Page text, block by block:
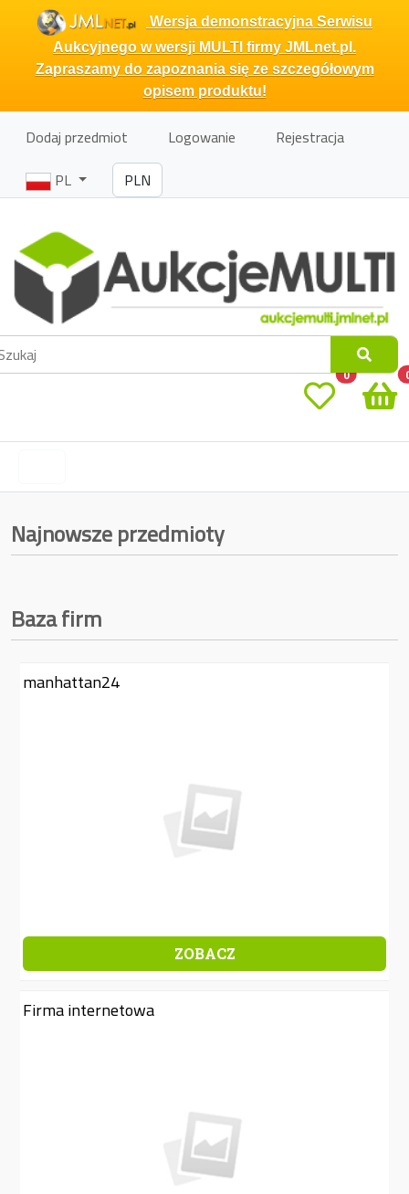
Wersja demonstracyjna Serwisu
Aukcyjnego w wersji MULTI firmy JMLnet.pl.
Zapraszamy do zapoznania się ze szczegółowym
opisem produktu!
Dodaj przedmiot Logowanie
Rejestracja
PL
0
Najnowsze przedmioty
Baza firm
manhattan24
ZOBACZ
Firma internetowa